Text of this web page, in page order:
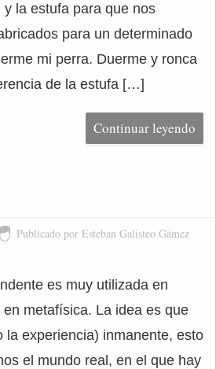
la estufa para que nos
para un determinado
mi perra. Duerme y ronca
de la estufa […]
Continuar leyendo
Publicado por Esteban Galisteo Gámez
es muy utilizada en
metafísica. La idea es que
la experiencia) inmanente, esto
el mundo real, en el que hay